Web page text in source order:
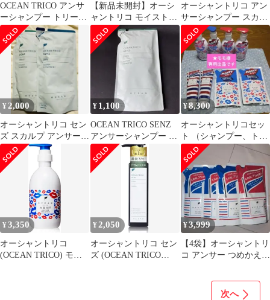
OCEAN TRICO アンサ
ーシャンプー トリート
メント 詰替セット
【新品未開封】オーシ
ャントリコ モイストア
ンサーシャンプートリ
ートメント詰替×4
オーシャントリコ アン
サーシャンプー スカル
プ 330mL
¥ 2,000
オーシャントリコ セン
ズ スカルプ アンサー
シャンプー & トリート
メント
¥ 1,100
OCEAN TRICO SENZ
アンサーシャンプー ス
カルプ つめかえ用
¥8,300
オーシャントリコセッ
ト （シャンプー、トリ
ートメント、ヘアパッ
ク、つめかえ）8個
¥3,350
オーシャントリコ
(OCEAN TRICO) モイ
¥ 2,050
オーシャントリコ セン
ズ (OCEAN TRICO
¥3,999
【4袋】オーシャントリ
コ アンサー つめかえ用
次へ